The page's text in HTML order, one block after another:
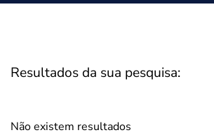
Resultados da sua pesquisa:
Não existem resultados